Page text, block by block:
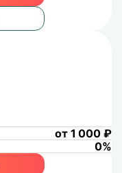
от 1 000 ₽
0%